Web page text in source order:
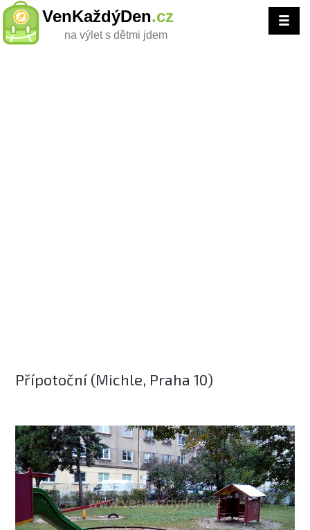
VenKaždýDen.cz
na výlet s dětmi jdem
Přípotoční (Michle, Praha 10)